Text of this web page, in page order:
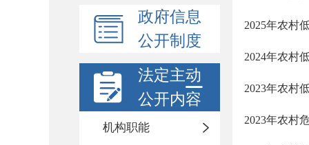
政府信息
公开制度
法定主动
公开内容
机构职能
2025年农村
2024年农村
2023年农村
2023年农村